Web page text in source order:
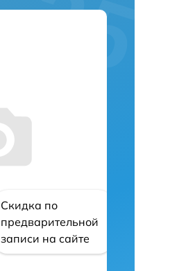
Скидка по
предварительной
записи на сайте